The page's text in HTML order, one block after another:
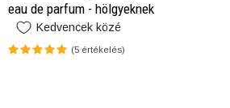
eau de parfum - hölgyeknek
Kedvencek közé
(5 értékelés)